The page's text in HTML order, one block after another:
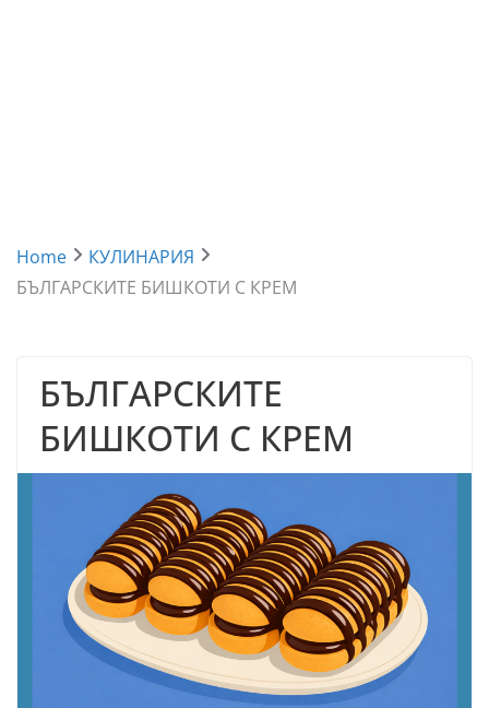
Home
КУЛИНАРИЯ
БЪЛГАРСКИТЕ БИШКОТИ С КРЕМ
БЪЛГАРСКИТЕ
БИШКОТИ С КРЕМ